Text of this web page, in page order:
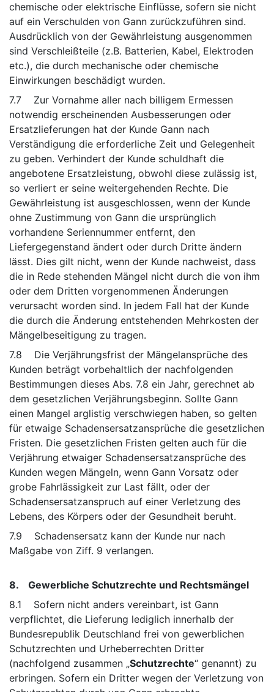
chemische oder elektrische Einflüsse, sofern sie nicht
auf ein Verschulden von Gann zurückzuführen sind.
Ausdrücklich von der Gewährleistung ausgenommen
sind Verschleißteile (z.B. Batterien, Kabel, Elektroden
etc.), die durch mechanische oder chemische
Einwirkungen beschädigt wurden.
7.7 Zur Vornahme aller nach billigem Ermessen
notwendig erscheinenden Ausbesserungen oder
Ersatzlieferungen hat der Kunde Gann nach
Verständigung die erforderliche Zeit und Gelegenheit
zu geben. Verhindert der Kunde schuldhaft die
angebotene Ersatzleistung, obwohl diese zulässig ist,
so verliert er seine weitergehenden Rechte. Die
Gewährleistung ist ausgeschlossen, wenn der Kunde
ohne Zustimmung von Gann die ursprünglich
vorhandene Seriennummer entfernt, den
Liefergegenstand ändert oder durch Dritte ändern
lässt. Dies gilt nicht, wenn der Kunde nachweist, dass
die in Rede stehenden Mängel nicht durch die von ihm
oder dem Dritten vorgenommenen Änderungen
verursacht worden sind. In jedem Fall hat der Kunde
die durch die Änderung entstehenden Mehrkosten der
Mängelbeseitigung zu tragen.
7.8 Die Verjährungsfrist der Mängelansprüche des
Kunden beträgt vorbehaltlich der nachfolgenden
Bestimmungen dieses Abs. 7.8 ein Jahr, gerechnet ab
dem gesetzlichen Verjährungsbeginn. Sollte Gann
einen Mangel arglistig verschwiegen haben, so gelten
für etwaige Schadensersatzansprüche die gesetzlichen
Fristen. Die gesetzlichen Fristen gelten auch für die
Verjährung etwaiger Schadensersatzansprüche des
Kunden wegen Mängeln, wenn Gann Vorsatz oder
grobe Fahrlässigkeit zur Last fällt, oder der
Schadensersatzanspruch auf einer Verletzung des
Lebens, des Körpers oder der Gesundheit beruht.
7.9 Schadensersatz kann der Kunde nur nach
Maßgabe von Ziff. 9 verlangen.
8. Gewerbliche Schutzrechte und Rechtsmängel
8.1 Sofern nicht anders vereinbart, ist Gann
verpflichtet, die Lieferung lediglich innerhalb der
Bundesrepublik Deutschland frei von gewerblichen
Schutzrechten und Urheberrechten Dritter
(nachfolgend zusammen „Schutzrechte“ genannt) zu
erbringen. Sofern ein Dritter wegen der Verletzung von